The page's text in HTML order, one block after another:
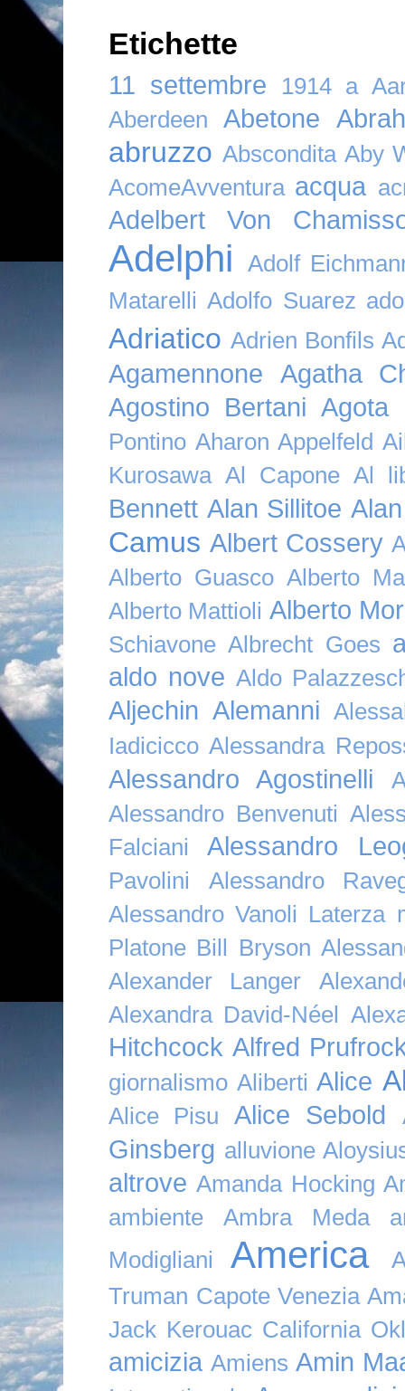
Etichette
11 settembre 1914 a
Aberdeen
Abetone
abruzzo Abscondita Aby
AcomeAvventura acqua
Adelbert Von
Adelphi
Adolf
Matarelli Adolfo Suarez
Adriatico Adrien Bonfils
Agamennone
Agatha
Agostino Bertani Agota
Pontino Aharon Appelfeld
Kurosawa Al Capone Al
Bennett Alan Sillitoe
Camus Albert Cossery
Alberto Guasco Alberto
Alberto Mattioli Alberto
Schiavone Albrecht Goes
aldo nove Aldo
Aljechin Alemanni
Iadicicco Alessandra
Alessandro Agostinelli
Alessandro Benvenuti
Falciani
Alessandro
Pavolini
Alessandro
Alessandro Vanoli Laterza
Platone Bill Bryson
Alexander Langer
Alexandra David-Néel
Hitchcock Alfred
giornalismo Aliberti Alice
Alice Pisu Alice Sebold
Ginsberg alluvione
altrove Amanda Hocking
ambiente
Ambra Meda
Modigliani
America
Truman Capote Venezia
Jack Kerouac California
amicizia Amiens Amin